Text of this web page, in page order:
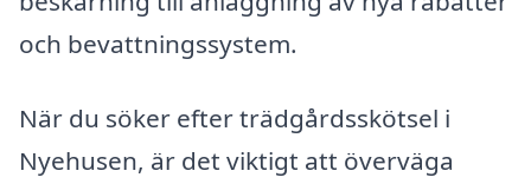
och bevattningssystem.
När du söker efter trädgårdsskötsel i
Nyehusen, är det viktigt att överväga